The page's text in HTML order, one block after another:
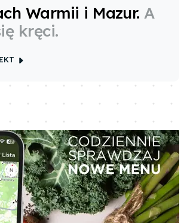
Warmii i Mazur.A
kręci.